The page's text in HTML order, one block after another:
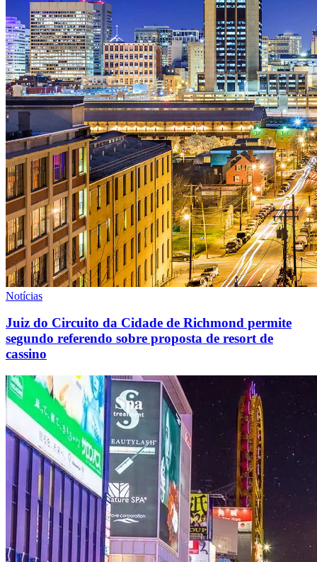
Notícias
Juiz do Circuito da Cidade de Richmond permite
segundo referendo sobre proposta de resort de
cassino